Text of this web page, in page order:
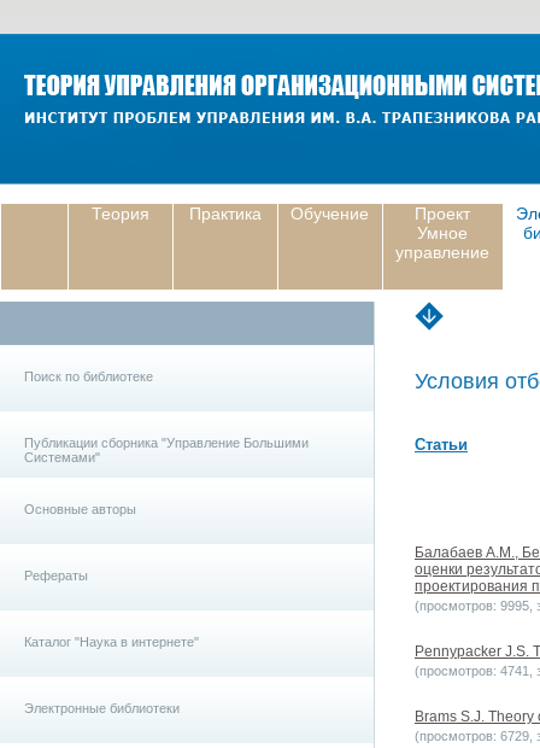
Теория Практика Обучение
Проект
Умное
управление
Поиск по библиотеке
Публикации сборника "Управление Большими
Системами"
Основные авторы
Рефераты
Каталог "Наука в интернете"
Электронные библиотеки
Условия
Статьи
Балабаев А.М.,
оценки
проектирования
(просмотров: 9995,
Pennypacker J.S.
(просмотров: 4741,
Brams S.J.
(просмотров: 6729,